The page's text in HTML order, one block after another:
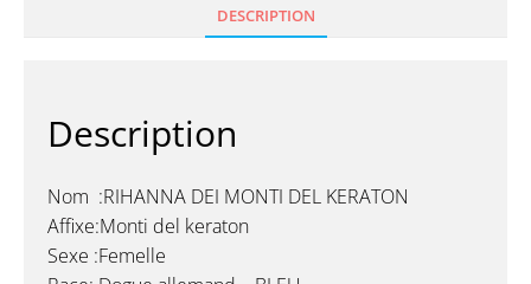
DESCRIPTION
Description
Nom :RIHANNA DEI MONTI DEL KERATON
Affixe:Monti del keraton
Sexe :Femelle